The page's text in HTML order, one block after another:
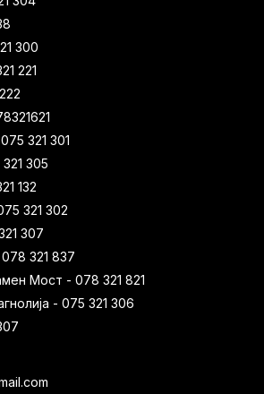
300
221
321 301
305
132
321 302
307
321 837
Мост - 078 321 821
- 075 321 306